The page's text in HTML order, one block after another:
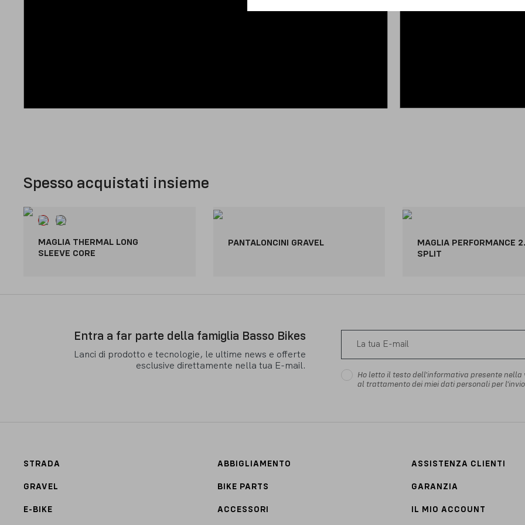
Spesso acquistati insieme
MAGLIA THERMAL LONG
SLEEVE CORE
PANTALONCINI GRAVEL
MAGLIA PERFORMANCE
SPLIT
Entra a far parte della famiglia Basso Bikes
Lanci di prodotto e tecnologie, le ultime news e offerte
esclusive direttamente nella tua E-mail.
Ho letto il testo dell'informativa presente
al trattamento dei miei dati personali per
STRADA
GRAVEL
E-BIKE
ABBIGLIAMENTO
BIKE PARTS
ACCESSORI
ASSISTENZA CLIENTI
GARANZIA
IL MIO ACCOUNT